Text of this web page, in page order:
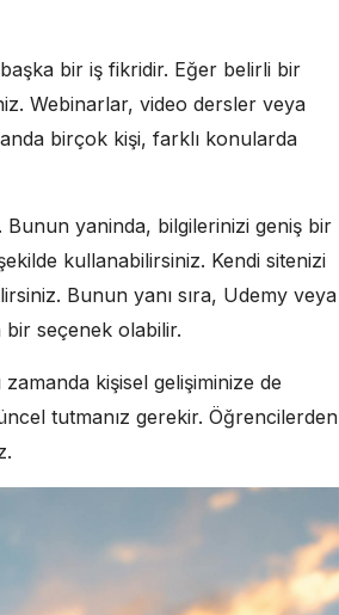
bir iş fikridir. Eğer belirli bir
Webinarlar, video dersler veya
birçok kişi, farklı konularda
Bunun yaninda, bilgilerinizi geniş bir
kullanabilirsiniz. Kendi sitenizi
Bunun yanı sıra, Udemy veya
seçenek olabilir.
kişisel gelişiminize de
tutmanız gerekir. Öğrencilerden